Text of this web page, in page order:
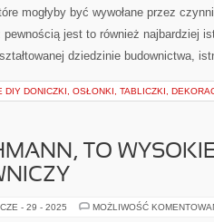
mogłyby być wywołane przez
jest to również najbardziej
dziedzinie budownictwa,
DIY DONICZKI, OSŁONKI, TABLICZKI,
TO
CZE - 29 - 2025 MOŻLIWOŚĆ